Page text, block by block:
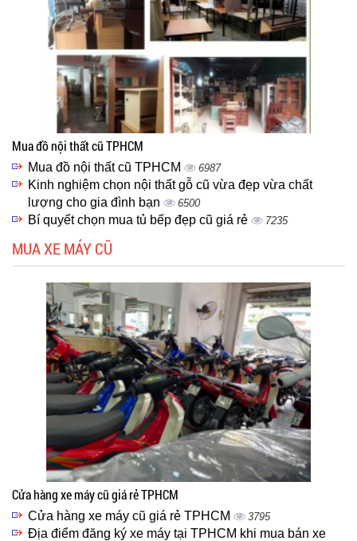
Mua đồ nội thất cũ TPHCM
Mua đồ nội thất cũ TPHCM 6987
Kinh nghiệm chọn nội thất gỗ cũ vừa đẹp vừa chất
lượng cho gia đình bạn
6500
Bí quyết chọn mua tủ bếp đẹp cũ giá rẻ 7235
MUA XE MÁY CŨ
Cửa hàng xe máy cũ giá rẻ TPHCM
Cửa hàng xe máy cũ giá rẻ TPHCM 3795
Địa điểm đăng ký xe máy tại TPHCM khi mua bán xe